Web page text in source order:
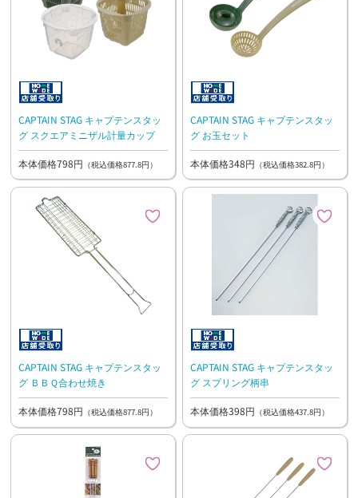
CAPTAIN STAG キャプテンスタッ
グ スクエアミニザル計量カップ
本体価格798円 （税込価格877.8円）
CAPTAIN STAG キャプテンスタッ
グ お玉セット
本体価格348円 （税込価格382.8円）
CAPTAIN STAG キャプテンスタッ
グ ＢＢＱ合わせ焼き
本体価格798円 （税込価格877.8円）
CAPTAIN STAG キャプテンスタッ
グ スプリング柄串
本体価格398円 （税込価格437.8円）